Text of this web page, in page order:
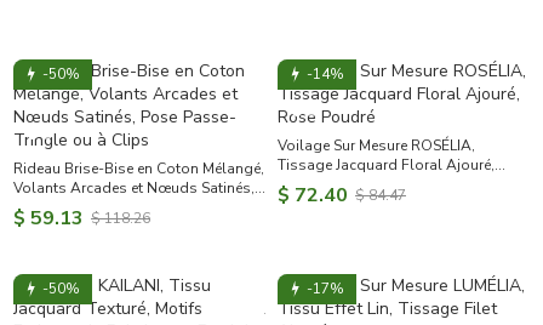
-50%
Rideau Brise-Bise en Coton Mélangé,
Volants Arcades et Nœuds Satinés,
Pose Passe-Tringle ou à Clips
$ 59.13 $ 118.26
-14%
Voilage Sur Mesure ROSÉLIA,
Tissage Jacquard Floral Ajouré,
Rose Poudré
$ 72.40 $ 84.47
-50% -17%